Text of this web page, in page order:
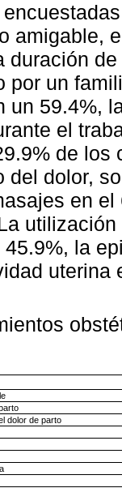
amigable,
duración
por un
un 59.4%,
el
de los
del dolor,
en
la
uterina
dolor de parto